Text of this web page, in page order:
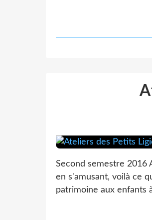
Second semestre
en s'amusant, voilà ce
patrimoine aux enfants